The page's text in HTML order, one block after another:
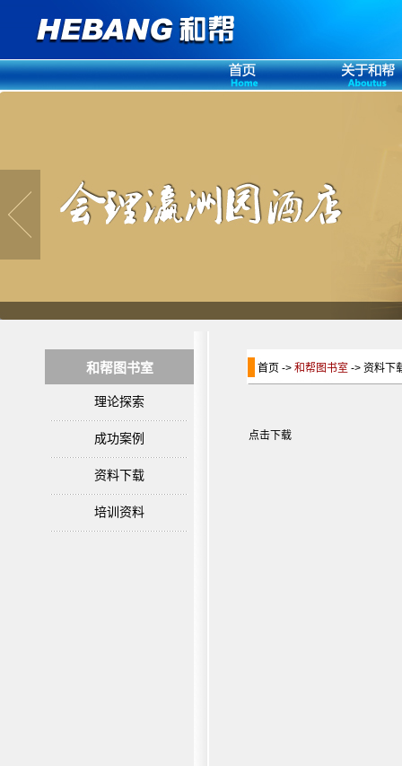
和帮图书室
理论探索
成功案例
资料下载
培训资料
首页 -> 和帮图书室 -> 资料下
点击下载